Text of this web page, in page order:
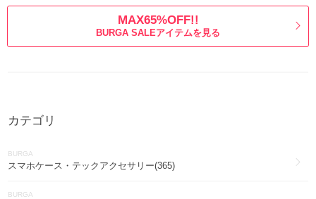
MAX65%OFF!!
BURGA SALEアイテムを見る
カテゴリ
BURGA
スマホケース・テックアクセサリー(365)
BURGA